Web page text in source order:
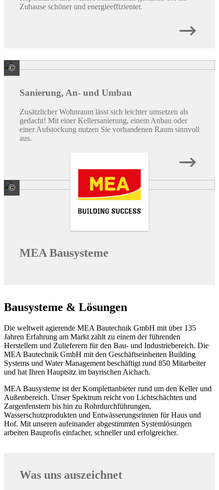
Zuhause schöner und energieeffizienter.
© © spass / stock.adobe.com
Sanierung, An- und Umbau
Zusätzlicher Wohnraum lässt sich leichter umsetzen als
gedacht! Mit einer Kellersanierung, einem Anbau oder
einer Aufstockung nutzen Sie vorhandenen Raum sinnvoll
aus.
© MEA Bautechnik GmbH Geschäftsbereich
MEA Bausysteme
Bausysteme & Lösungen
Die weltweit agierende MEA Bautechnik GmbH mit über 135
Jahren Erfahrung am Markt zählt zu einem der führenden
Herstellern und Zulieferern für den Bau- und Industriebereich. Die
MEA Bautechnik GmbH mit den Geschäftseinheiten Building
Systems und Water Management beschäftigt rund 850 Mitarbeiter
und hat Ihren Hauptsitz im bayrischen Aichach.
MEA Bausysteme ist der Komplettanbieter rund um den Keller und
Außenbereich. Unser Spektrum reicht von Lichtschächten und
Zargenfenstern bis hin zu Rohrdurchführungen,
Wasserschutzprodukten und Entwässerungsrinnen für Haus und
Hof. Mit unseren aufeinander abgestimmten Systemlösungen
arbeiten Bauprofis einfacher, schneller und erfolgreicher.
Was uns auszeichnet